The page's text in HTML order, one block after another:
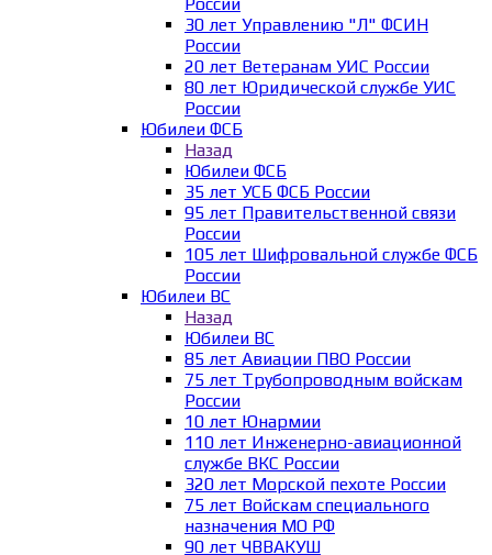
30 лет Управлению "Л" ФСИН
России
20 лет Ветеранам УИС России
80 лет Юридической службе УИС
России
Юбилеи ФСБ
Назад
Юбилеи ФСБ
35 лет УСБ ФСБ России
95 лет Правительственной связи
России
105 лет Шифровальной службе ФСБ
России
Юбилеи ВС
Назад
Юбилеи ВС
85 лет Авиации ПВО России
75 лет Трубопроводным войскам
России
10 лет Юнармии
110 лет Инженерно-авиационной
службе ВКС России
320 лет Морской пехоте России
75 лет Войскам специального
назначения МО РФ
90 лет ЧВВАКУШ